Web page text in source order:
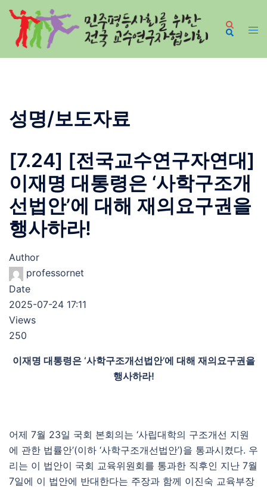
Skip
content
성명/보도자료
[7.24] [전국교수연구자연대]
이재명 대통령은 ‘사학구조개
선법안’에 대해 재의요구권을
행사하라!
Author
professornet
Date
2025-07-24 17:11
Views
250
이재명 대통령은 ‘사학구조개선법안’에 대해 재의요구권을
행사하라!
어제 7월 23일 국회 본회의는 ‘사립대학의 구조개선 지원
에 관한 법률안’(이하 ‘사학구조개선법안’)을 통과시켰다. 우
리는 이 법안이 국회 교육위원회를 통과한 직후인 지난 7월
7일에 이 법안에 반대한다는 주장과 함께 이진숙 교육부장